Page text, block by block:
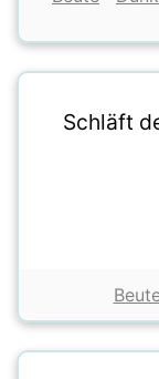
Schläft